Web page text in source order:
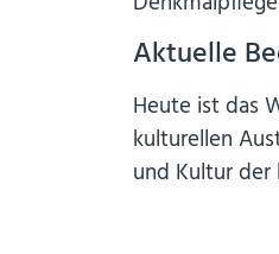
Aktuelle
Heute ist das
kulturellen
und Kultur der